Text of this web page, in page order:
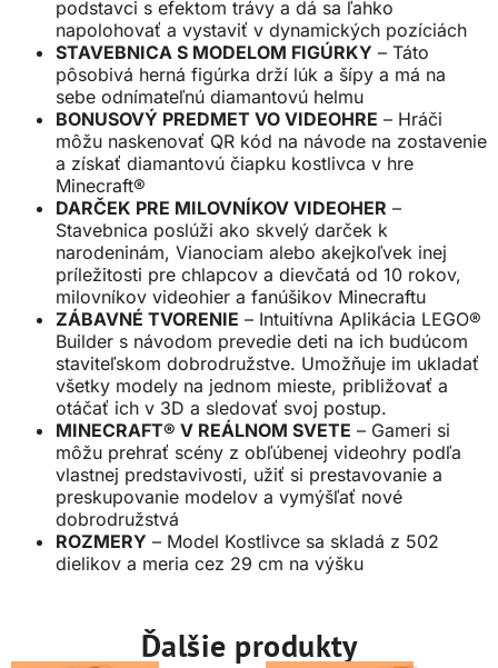
podstavci s efektom trávy a dá sa ľahko
napolohovať a vystaviť v dynamických pozíciách
STAVEBNICA S MODELOM FIGÚRKY – Táto
pôsobivá herná figúrka drží lúk a šípy a má na
sebe odnímateľnú diamantovú helmu
BONUSOVÝ PREDMET VO VIDEOHRE – Hráči
môžu naskenovať QR kód na návode na zostavenie
a získať diamantovú čiapku kostlivca v hre
Minecraft®
DARČEK PRE MILOVNÍKOV VIDEOHER –
Stavebnica poslúži ako skvelý darček k
narodeninám, Vianociam alebo akejkoľvek inej
príležitosti pre chlapcov a dievčatá od 10 rokov,
milovníkov videohier a fanúšikov Minecraftu
ZÁBAVNÉ TVORENIE – Intuitívna Aplikácia LEGO®
Builder s návodom prevedie deti na ich budúcom
staviteľskom dobrodružstve. Umožňuje im ukladať
všetky modely na jednom mieste, približovať a
otáčať ich v 3D a sledovať svoj postup.
MINECRAFT® V REÁLNOM SVETE – Gameri si
môžu prehrať scény z obľúbenej videohry podľa
vlastnej predstavivosti, užiť si prestavovanie a
preskupovanie modelov a vymýšľať nové
dobrodružstvá
ROZMERY – Model Kostlivce sa skladá z 502
dielikov a meria cez 29 cm na výšku
Ďalšie produkty